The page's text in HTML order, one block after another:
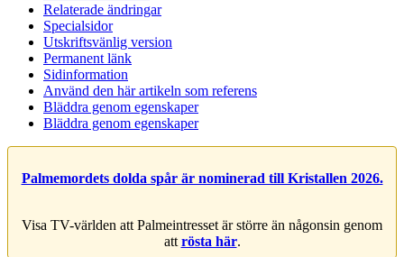
Relaterade ändringar
Specialsidor
Utskriftsvänlig version
Permanent länk
Sidinformation
Använd den här artikeln som referens
Bläddra genom egenskaper
Bläddra genom egenskaper
Palmemordets dolda spår är nominerad till Kristallen 2026.
Visa TV-världen att Palmeintresset är större än någonsin genom
att rösta här.